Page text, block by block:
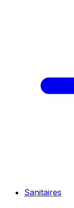
Sanitaires